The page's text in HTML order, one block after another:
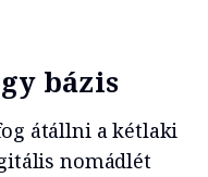
bázis
átállni a kétlaki
nomádlét